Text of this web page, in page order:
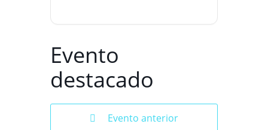
Evento
destacado
Evento anterior